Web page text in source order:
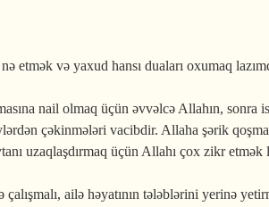
etmək və yaxud hansı duaları oxumaq
nail olmaq üçün əvvəlcə Allahın,
çəkinmələri vacibdir. Allaha şərik
uzaqlaşdırmaq üçün Allahı çox zikr
ailə həyatının tələblərini yerinə